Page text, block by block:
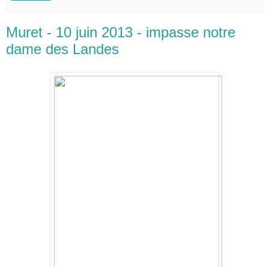
Muret - 10 juin 2013 - impasse notre
dame des Landes